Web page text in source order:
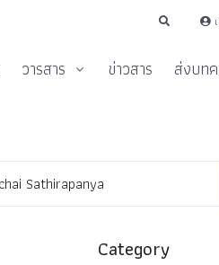
วารสาร ข่าวสาร ส่งบท
Category